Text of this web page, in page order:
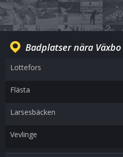
Badplatser nära
Lottefors
Flästa
Larsesbäcken
Vevlinge